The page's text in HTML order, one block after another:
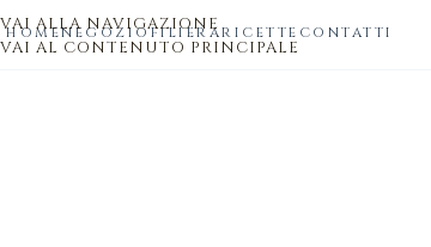
VAI ALLA NAVIGAZIONE
VAI AL CONTENUTO PRINCIPALE
HOMENEGOZIOFILIERARICETTE CONTATTI